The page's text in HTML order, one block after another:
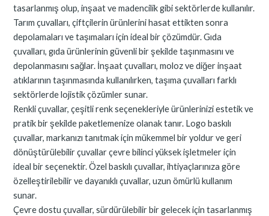
tasarlanmış olup, inşaat ve madencilik gibi sektörlerde kullanılır.
Tarım çuvalları, çiftçilerin ürünlerini hasat ettikten sonra
depolamaları ve taşımaları için ideal bir çözümdür. Gıda
çuvalları, gıda ürünlerinin güvenli bir şekilde taşınmasını ve
depolanmasını sağlar. İnşaat çuvalları, moloz ve diğer inşaat
atıklarının taşınmasında kullanılırken, taşıma çuvalları farklı
sektörlerde lojistik çözümler sunar.
Renkli çuvallar, çeşitli renk seçenekleriyle ürünlerinizi estetik ve
pratik bir şekilde paketlemenize olanak tanır. Logo baskılı
çuvallar, markanızı tanıtmak için mükemmel bir yoldur ve geri
dönüştürülebilir çuvallar çevre bilinci yüksek işletmeler için
ideal bir seçenektir. Özel baskılı çuvallar, ihtiyaçlarınıza göre
özelleştirilebilir ve dayanıklı çuvallar, uzun ömürlü kullanım
sunar.
Çevre dostu çuvallar, sürdürülebilir bir gelecek için tasarlanmış